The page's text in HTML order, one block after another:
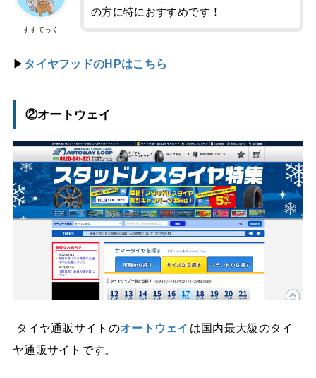
すすてっく
の方に特におすすめです！
▶ タイヤフッドのHPはこちら
②オートウェイ
タイヤ通販サイトのオートウェイ は国内最大級のタイ
ヤ通販サイトです。